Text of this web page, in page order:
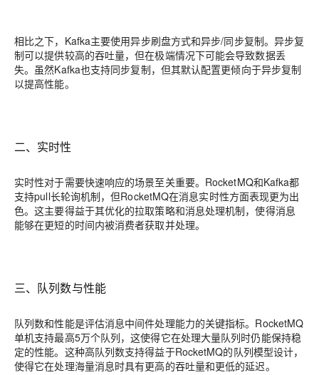
相比之下，Kafka主要使用异步刷盘方式和异步/同步复制。异步复
制可以提供较高的吞吐量，但在极端情况下可能会导致数据丢
失。虽然Kafka也支持同步复制，但其默认配置更倾向于异步复制
以提高性能。
二、实时性
实时性对于需要快速响应的场景至关重要。RocketMQ和Kafka都
支持pull长轮询机制，但RocketMQ在消息实时性方面表现更为出
色。这主要得益于其优化的拉取策略和消息处理机制，使得消息
能够在更短的时间内被消费者获取并处理。
三、队列数与性能
队列数和性能是评估消息中间件处理能力的关键指标。RocketMQ
单机支持最高5万个队列，这使得它在处理大量队列时仍能保持稳
定的性能。这种高队列数支持得益于RocketMQ的队列模型设计，
使得它在处理海量消息时具有更高的吞吐量和更低的延迟。